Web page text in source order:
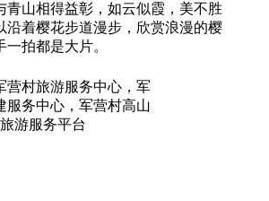
青山相得益彰，如云似霞，美不胜
沿着樱花步道漫步，欣赏浪漫的樱
拍都是大片。